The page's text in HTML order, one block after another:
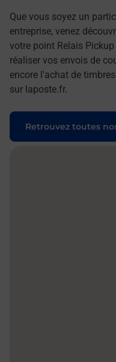
Que vous soyez un
entreprise, venez
votre point Relais Pickup
réaliser vos envois de
encore l'achat de
sur laposte.fr.
Retrouvez toutes